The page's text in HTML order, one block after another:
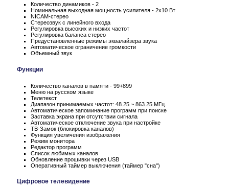
Количество динамиков - 2
Номинальная выходная мощность усилителя - 2x10 Вт
NICAM-стерео
Стереозвук с линейного входа
Регулировка высоких и низких частот
Регулировка баланса стерео
Предустановленные режимы эквалайзера звука
Автоматическое ограничение громкости
Объемный звук
Функции
Количество каналов в памяти - 99+899
Меню на русском языке
Телетекст
Диапазон принимаемых частот: 48.25 ~ 863.25 МГц.
Автоматическое запоминание программ при поиске
Заставка экрана при отсутствии сигнала
Автоматическое отключение звука при настройке
ТВ-Замок (блокировка каналов)
Функция увеличения изображения
Режим монитора
Редактор программ
Список любимых каналов
Обновление прошивки через USB
Оперативный таймер выключения (таймер "сна")
Цифровое телевидение